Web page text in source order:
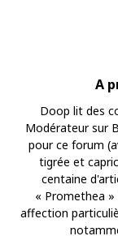
A
Doop lit des
Modérateur sur
pour ce forum
tigrée et
centaine
« Promethea »
affection